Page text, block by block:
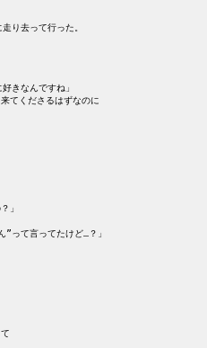
り去って行った。
きなんですね」
てくださるはずなのに
」
”って言ってたけど…？」